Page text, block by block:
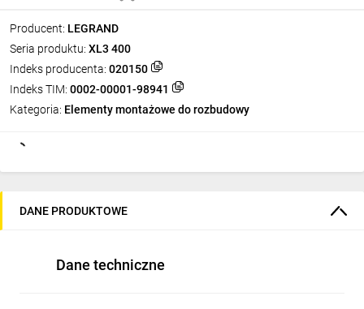
Producent: LEGRAND
Seria produktu: XL3 400
Indeks producenta: 020150
Indeks TIM: 0002-00001-98941
Kategoria: Elementy montażowe do rozbudowy
DANE PRODUKTOWE
Dane techniczne